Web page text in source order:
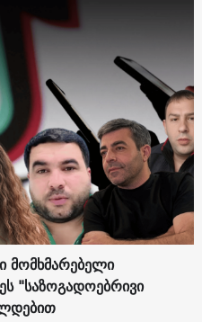
მომხმარებელი
"საზოგადოებრივი